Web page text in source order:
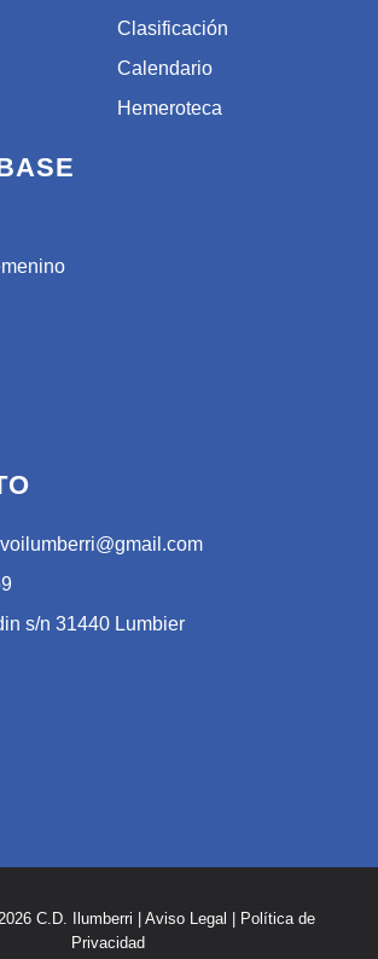
Clasificación
Calendario
Hemeroteca
s/n 31440 Lumbier
C.D. Ilumberri | Aviso Legal
Política de
Privacidad